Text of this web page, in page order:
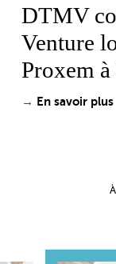
DTMV
Venture
Proxem à
→ En savoir plus